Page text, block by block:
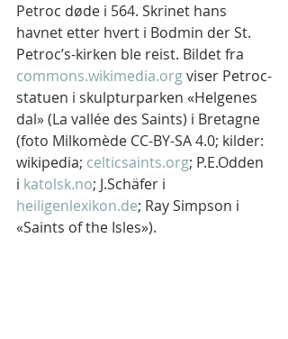
Petroc døde i 564. Skrinet hans
havnet etter hvert i Bodmin der St.
Petroc’s-kirken ble reist. Bildet fra
commons.wikimedia.org viser Petroc-
statuen i skulpturparken «Helgenes
dal» (La vallée des Saints) i Bretagne
(foto Milkomède CC-BY-SA 4.0; kilder:
wikipedia; celticsaints.org; P.E.Odden
i katolsk.no; J.Schäfer i
heiligenlexikon.de; Ray Simpson i
«Saints of the Isles»).